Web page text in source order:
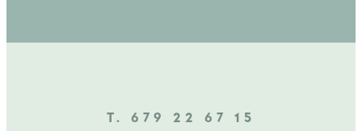
T. 679 22 67 15